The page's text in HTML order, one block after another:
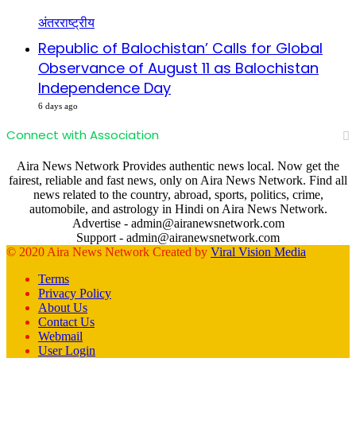
अंतरराष्ट्रीय
Republic of Balochistan’ Calls for Global
Observance of August 11 as Balochistan
Independence Day
6 days ago
Connect with Association
Aira News Network Provides authentic news local. Now get the
fairest, reliable and fast news, only on Aira News Network. Find all
news related to the country, abroad, sports, politics, crime,
automobile, and astrology in Hindi on Aira News Network.
Advertise - admin@airanewsnetwork.com
Support - admin@airanewsnetwork.com
© 2020 Aira News Network Created by Viral Vision Media
Terms
Privacy Policy
About Us
Contact Us
Webmail
User Login